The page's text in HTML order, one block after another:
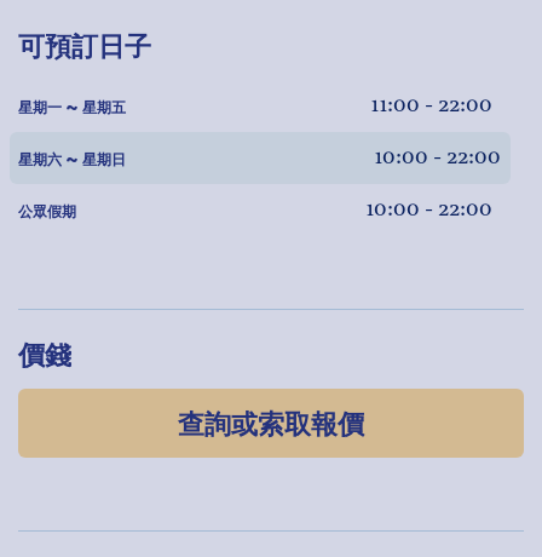
可預訂日子
星期一 ~ 星期五 11:00 - 22:00
星期六 ~ 星期日 10:00 - 22:00
公眾假期 10:00 - 22:00
價錢
查詢或索取報價